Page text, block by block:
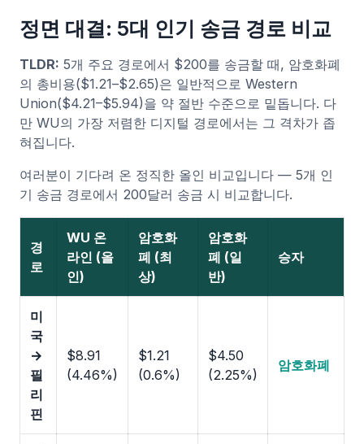
정면 대결: 5대 인기 송금 경로 비교
TLDR: 5개 주요 경로에서 $200를 송금할 때, 암호화폐
의 총비용($1.21–$2.65)은 일반적으로 Western
Union($4.21–$5.94)을 약 절반 수준으로 밑돕니다. 다
만 WU의 가장 저렴한 디지털 경로에서는 그 격차가 좁
혀집니다.
여러분이 기다려 온 정직한 올인 비교입니다 — 5개 인
기 송금 경로에서 200달러 송금 시 비교합니다.
경
로
WU 온
라인 (올
인)
암호화
폐 (최
상)
암호화
폐 (일
반)
승자
미
국
→
필
리
핀
$8.91
(4.46%)
$1.21
(0.6%)
$4.50
(2.25%)
암호화폐